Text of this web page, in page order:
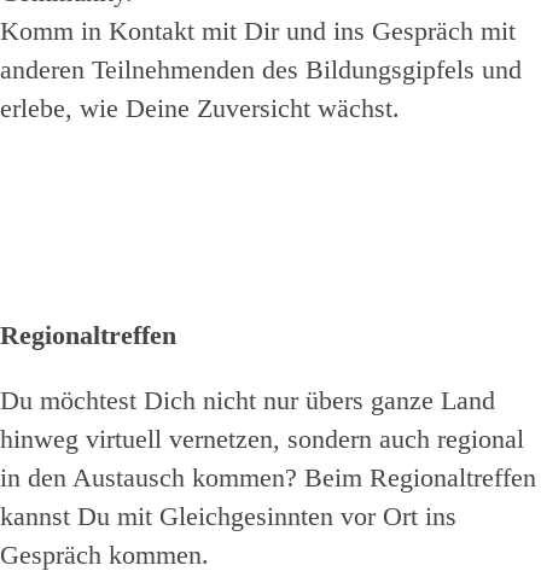
Komm in Kontakt mit Dir und ins Gespräch mit
anderen Teilnehmenden des Bildungsgipfels und
erlebe, wie Deine Zuversicht wächst.
Regionaltreffen
Du möchtest Dich nicht nur übers ganze Land
hinweg virtuell vernetzen, sondern auch regional
in den Austausch kommen? Beim Regionaltreffen
kannst Du mit Gleichgesinnten vor Ort ins
Gespräch kommen.